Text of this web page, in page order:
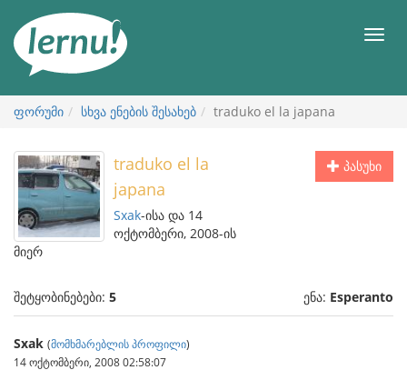
ნახვა
მენიუ
ფორუმი სხვა ენების შესახებ traduko el la japana
პასუხი
traduko el la
japana
Sxak-ისა და 14
ოქტომბერი, 2008-ის
მიერ
შეტყობინებები: 5 ენა: Esperanto
Sxak (მომხმარებლის პროფილი)
14 ოქტომბერი, 2008 02:58:07